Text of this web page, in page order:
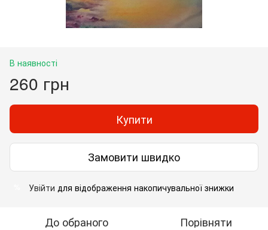
В наявності
260 грн
Купити
Замовити швидко
Увійти для відображення накопичувальної знижки
До обраного Порівняти